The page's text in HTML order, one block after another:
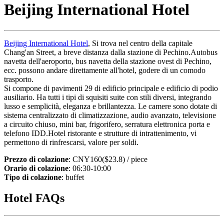
Beijing International Hotel
Beijing International Hotel, Si trova nel centro della capitale
Chang'an Street, a breve distanza dalla stazione di Pechino.Autobus
navetta dell'aeroporto, bus navetta della stazione ovest di Pechino,
ecc. possono andare direttamente all'hotel, godere di un comodo
trasporto.
Si compone di pavimenti 29 di edificio principale e edificio di podio
ausiliario. Ha tutti i tipi di squisiti suite con stili diversi, integrando
lusso e semplicità, eleganza e brillantezza. Le camere sono dotate di
sistema centralizzato di climatizzazione, audio avanzato, televisione
a circuito chiuso, mini bar, frigorifero, serratura elettronica porta e
telefono IDD.Hotel ristorante e strutture di intrattenimento, vi
permettono di rinfrescarsi, valore per soldi.
Prezzo di colazione: CNY160($23.8) / piece
Orario di colazione: 06:30-10:00
Tipo di colazione: buffet
Hotel FAQs